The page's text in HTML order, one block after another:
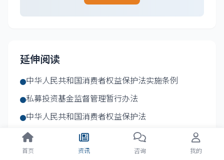
延伸阅读
中华人民共和国消费者权益保护法实施条例
私募投资基金监督管理暂行办法
中华人民共和国消费者权益保护法
信托公司管理办法
商品条码管理办法
首页 资讯 咨询 我的